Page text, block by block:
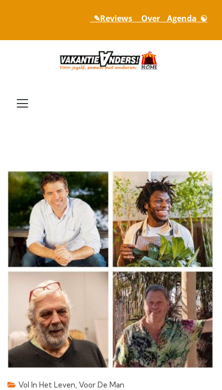
_✎Reviews_ _ Over_ _Agenda_☯
Vol In Het Leven, Voor De Man